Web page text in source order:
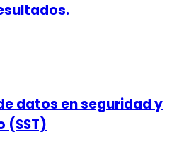
datos en seguridad y
(SST)